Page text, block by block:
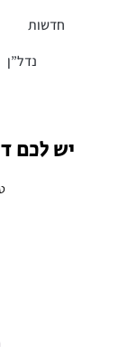
חדשות
נדל”ן
יש לכם